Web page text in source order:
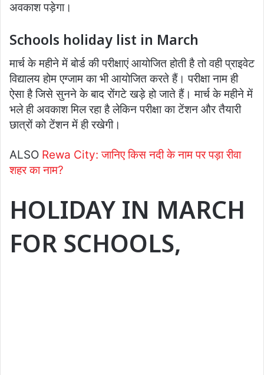
अवकाश पड़ेगा।
Schools holiday list in March
मार्च के महीने में बोर्ड की परीक्षाएं आयोजित होती है तो वही प्राइवेट
विद्यालय होम एग्जाम का भी आयोजित करते हैं। परीक्षा नाम ही
ऐसा है जिसे सुनने के बाद रोंगटे खड़े हो जाते हैं। मार्च के महीने में
भले ही अवकाश मिल रहा है लेकिन परीक्षा का टेंशन और तैयारी
छात्रों को टेंशन में ही रखेगी।
ALSO Rewa City: जानिए किस नदी के नाम पर पड़ा रीवा
शहर का नाम?
HOLIDAY IN MARCH
FOR SCHOOLS,